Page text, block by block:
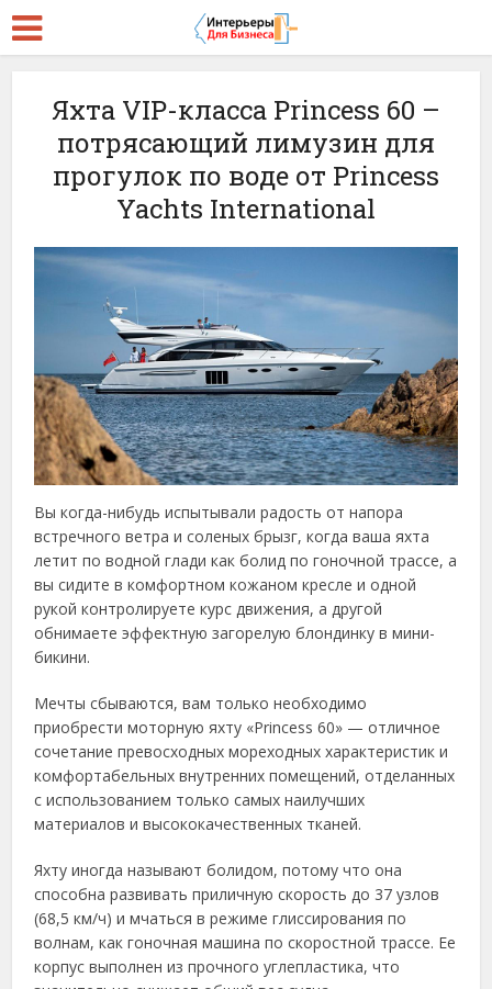
Яхта VIP-класса Princess 60 –
потрясающий лимузин для
прогулок по воде от Princess
Yachts International
Вы когда-нибудь испытывали радость от напора
встречного ветра и соленых брызг, когда ваша яхта
летит по водной глади как болид по гоночной трассе, а
вы сидите в комфортном кожаном кресле и одной
рукой контролируете курс движения, а другой
обнимаете эффектную загорелую блондинку в мини-
бикини.
Мечты сбываются, вам только необходимо
приобрести моторную яхту «Princess 60» — отличное
сочетание превосходных мореходных характеристик и
комфортабельных внутренних помещений, отделанных
с использованием только самых наилучших
материалов и высококачественных тканей.
Яхту иногда называют болидом, потому что она
способна развивать приличную скорость до 37 узлов
(68,5 км/ч) и мчаться в режиме глиссирования по
волнам, как гоночная машина по скоростной трассе. Ее
корпус выполнен из прочного углепластика, что